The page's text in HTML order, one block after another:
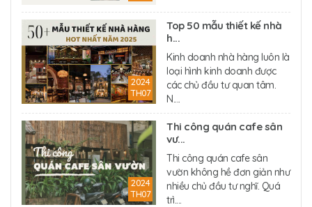
2024
TH07
Top 50 mẫu thiết kế nhà
h...
Kinh doanh nhà hàng luôn là
loại hình kinh doanh được
các chủ đầu tư quan tâm.
N....
2024
TH07
Thi công quán cafe sân
vư...
Thi công quán cafe sân
vườn không hề đơn giản như
nhiều chủ đầu tư nghĩ. Quá
trì....